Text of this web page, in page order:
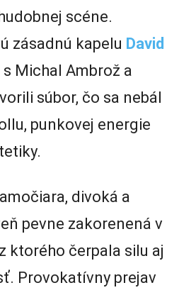
scéne.
zásadnú kapelu David
Michal Ambrož a
súbor, čo sa nebál
punkovej energie
divoká a
pevne zakorenená v
ktorého čerpala silu aj
Provokatívny prejav